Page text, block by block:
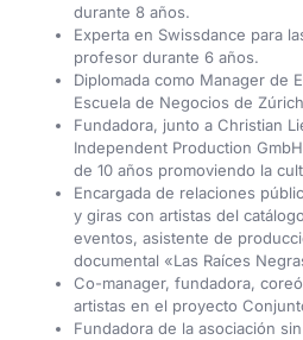
durante 8 años.
Experta en Swissdance para
profesor durante 6 años.
Diplomada como Manager de
Escuela de Negocios de
Fundadora, junto a Christian
Independent Production
de 10 años promoviendo la
Encargada de relaciones
y giras con artistas del
eventos, asistente de
documental «Las Raíces
Co-manager, fundadora,
artistas en el proyecto
Fundadora de la asociación